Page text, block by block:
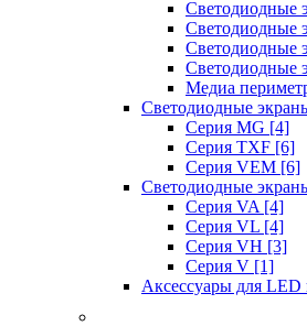
Светодиодные
Светодиодные
Светодиодные
Светодиодные
Медиа
Светодиодные
Серия MG [4]
Серия TXF [6]
Серия VEM [6]
Светодиодные
Серия VA [4]
Серия VL [4]
Серия VH [3]
Серия V [1]
Аксессуары для LED